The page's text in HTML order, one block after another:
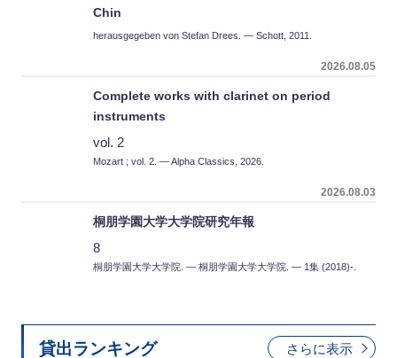
Chin
herausgegeben von Stefan Drees. — Schott, 2011.
2026.08.05
Complete works with clarinet on period
instruments
vol. 2
Mozart ; vol. 2. — Alpha Classics, 2026.
2026.08.03
桐朋学園大学大学院研究年報
8
桐朋学園大学大学院. — 桐朋学園大学大学院. — 1集 (2018)-.
貸出ランキング さらに表示